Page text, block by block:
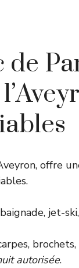
offre
jet-
autorisée.